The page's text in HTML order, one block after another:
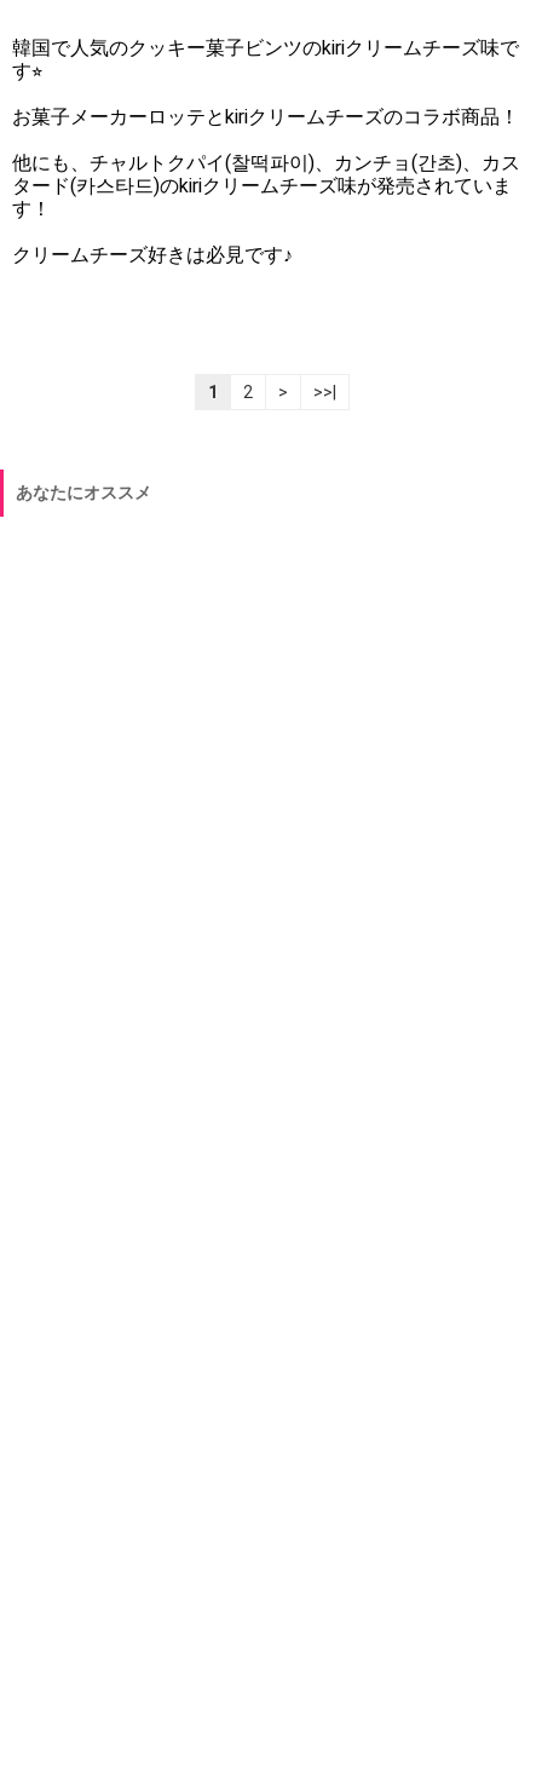
韓国で人気のクッキー菓子ビンツのkiriクリームチーズ味で
す⭐︎
お菓子メーカーロッテとkiriクリームチーズのコラボ商品！
他にも、チャルトクパイ(찰떡파이)、カンチョ(간초)、カス
タード(카스타드)のkiriクリームチーズ味が発売されていま
す！
クリームチーズ好きは必見です♪
1 2 > >>|
あなたにオススメ